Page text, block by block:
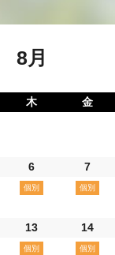
8月
木 金
6 7
13 14